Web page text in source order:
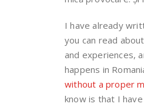
I have already
you can read
and experiences,
happens in
without a proper
know is that I